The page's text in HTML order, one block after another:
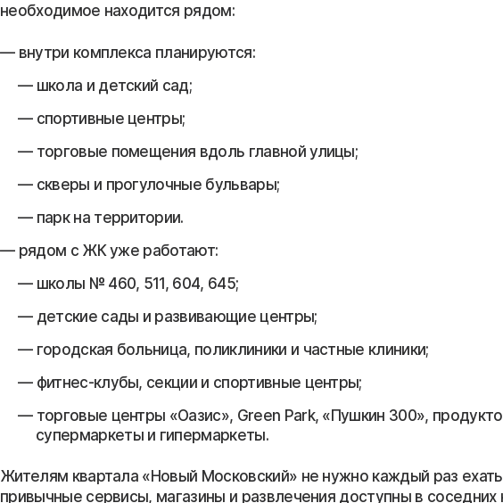
необходимое находится рядом:
внутри комплекса планируются:
школа и детский сад;
спортивные центры;
торговые помещения вдоль главной улицы;
скверы и прогулочные бульвары;
парк на территории.
рядом с ЖК уже работают:
школы № 460, 511, 604, 645;
детские сады и развивающие центры;
городская больница, поликлиники и частные клиники;
фитнес-клубы, секции и спортивные центры;
торговые центры «Оазис», Green Park, «Пушкин 300»,
супермаркеты и гипермаркеты.
Жителям квартала «Новый Московский» не нужно каждый раз
привычные сервисы, магазины и развлечения доступны в соседних